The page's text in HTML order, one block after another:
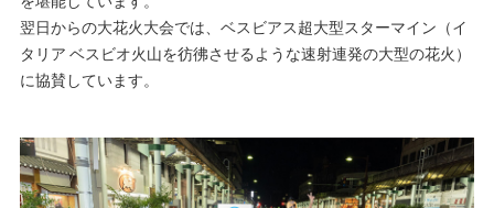
翌日からの大花火大会では、ベスビアス超大型スターマイン（イ
タリア ベスビオ火山を彷彿させるような速射連発の大型の花火）
に協賛しています。